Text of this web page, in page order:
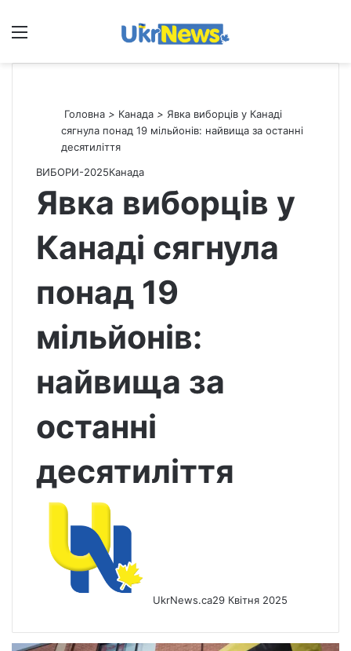
Меню
Головна > Канада > Явка виборців у Канаді
сягнула понад 19 мільйонів: найвища за останні
десятиліття
ВИБОРИ-2025Канада
Явка виборців у
Канаді сягнула
понад 19
мільйонів:
найвища за
останні
десятиліття
UkrNews.ca29 Квітня 2025